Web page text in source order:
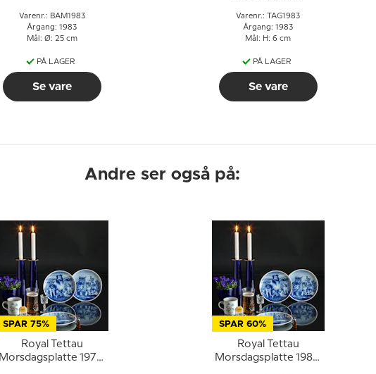
Varenr.: BAM1983
Årgang: 1983
Mål: Ø: 25 cm
PÅ LAGER
Se vare
Varenr.: TAG1983
Årgang: 1983
Mål: H: 6 cm
PÅ LAGER
Se vare
Andre ser også på:
SPAR 75%
Royal Tettau
Morsdagsplatte 1978,
SPAR 60%
Royal Tettau
Morsdagsplatte 1984,